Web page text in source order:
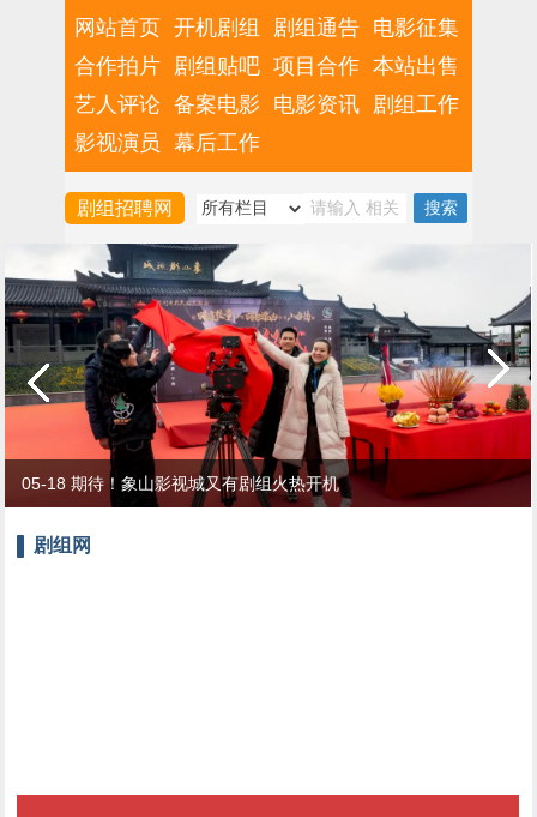
网站首页 开机剧组 剧组通告 电影征集
合作拍片 剧组贴吧 项目合作 本站出售
艺人评论 备案电影 电影资讯 剧组工作
影视演员
幕后工作
剧组招聘网
05-18 期待！象山影视城又有剧组火热开机
剧组网